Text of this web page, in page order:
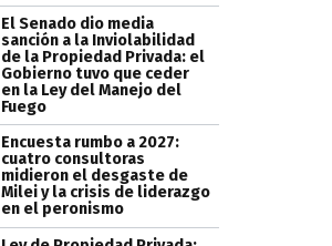
El Senado dio media
sanción a la Inviolabilidad
de la Propiedad Privada: el
Gobierno tuvo que ceder
en la Ley del Manejo del
Fuego
Encuesta rumbo a 2027:
cuatro consultoras
midieron el desgaste de
Milei y la crisis de liderazgo
en el peronismo